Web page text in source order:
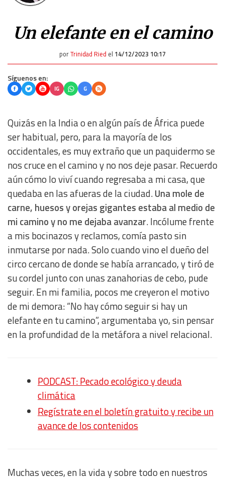
Un elefante en el camino
porTrinidad Ried el 14/12/2023 10:17
Síguenos en:
IG G
Quizás en la India o en algún país de África puede
ser habitual, pero, para la mayoría de los
occidentales, es muy extraño que un paquidermo se
nos cruce en el camino y no nos deje pasar. Recuerdo
aún cómo lo viví cuando regresaba a mi casa, que
quedaba en las afueras de la ciudad.Una mole de
carne, huesos y orejas gigantes estaba al medio de
mi camino y no me dejaba avanzar. Incólume frente
a mis bocinazos y reclamos, comía pasto sin
inmutarse por nada. Solo cuando vino el dueño del
circo cercano de donde se había arrancado, y tiró de
su cordel junto con unas zanahorias de cebo, pude
seguir. En mi familia, pocos me creyeron el motivo
de mi demora: “No hay cómo seguir si hay un
elefante en tu camino”, argumentaba yo, sin pensar
en la profundidad de la metáfora a nivel relacional.
PODCAST: Pecado ecológico y deuda
climática
Regístrate en el boletín gratuito y recibe un
avance de los contenidos
Muchas veces, en la vida y sobre todo en nuestros